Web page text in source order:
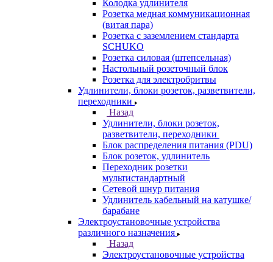
Колодка удлинителя
Розетка медная коммуникационная
(витая пара)
Розетка с заземлением стандарта
SCHUKO
Розетка силовая (штепсельная)
Настольный розеточный блок
Розетка для электробритвы
Удлинители, блоки розеток, разветвители,
переходники
Назад
Удлинители, блоки розеток,
разветвители, переходники
Блок распределения питания (PDU)
Блок розеток, удлинитель
Переходник розетки
мультистандартный
Сетевой шнур питания
Удлинитель кабельный на катушке/
барабане
Электроустановочные устройства
различного назначения
Назад
Электроустановочные устройства